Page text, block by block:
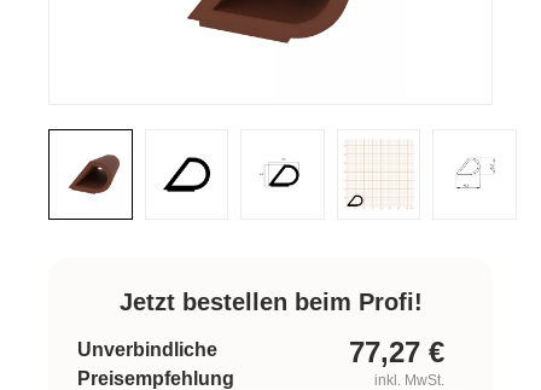
Jetzt bestellen beim Profi!
Unverbindliche
Preisempfehlung
77,27 €
inkl. MwSt.